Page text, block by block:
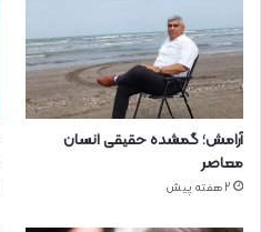
آرامش؛ گمشده حقیقی انسان
معاصر
2 هفته پیش